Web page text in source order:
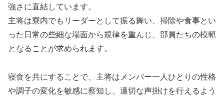
強さに直結しています。
主将は寮内でもリーダーとして振る舞い、掃除や食事とい
った日常の些細な場面から規律を重んじ、部員たちの模範
となることが求められます。
寝食を共にすることで、主将はメンバー一人ひとりの性格
や調子の変化を敏感に察知し、適切な声掛けを行えるよう